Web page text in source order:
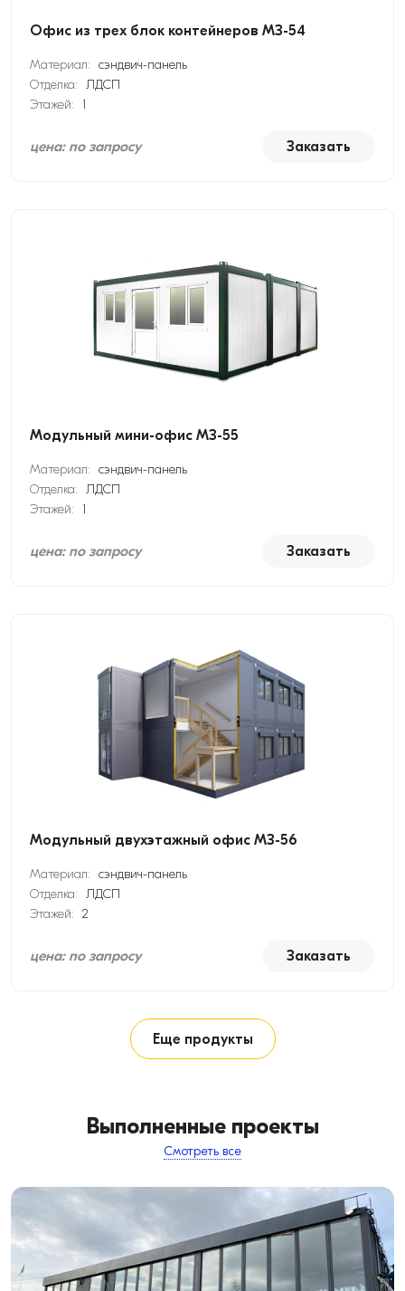
Офис из трех блок контейнеров МЗ-54
Материал: сэндвич-панель
Отделка: ЛДСП
Этажей:
1
цена: по запросу Заказать
Модульный мини-офис МЗ-55
Материал: сэндвич-панель
Отделка: ЛДСП
Этажей:
1
цена: по запросу Заказать
Модульный двухэтажный офис МЗ-56
Материал: сэндвич-панель
Отделка: ЛДСП
Этажей: 2
цена: по запросу Заказать
Еще продукты
Выполненные проекты
Смотреть все